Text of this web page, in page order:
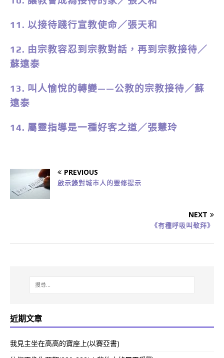
11. 以接待踐行宣教使命／張天和
12. 由宗教容忍到宗教對話，再到宗教接待／
蘇遠泰
13. 叫人愉悅的轉變——公教的宗教接待／蘇
遠泰
14. 屬靈指導是一種好客之道／張慧玲
PREVIOUS
啟示錄對城巿人的靈修提示
NEXT
《有種呼吸叫敬拜》
近期文章
我見主坐在高高的寶座上(以賽亞書)